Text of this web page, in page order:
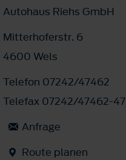
Autohaus Riehs GmbH
Mitterhoferstr. 6
4600 Wels
Telefon 07242/47462
Telefax 07242/47462-47
Anfrage
Route planen